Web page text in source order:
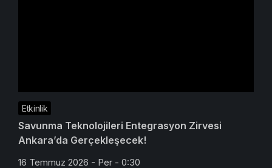
Etkinlik
Savunma Teknolojileri Entegrasyon Zirvesi
Ankara’da Gerçekleşecek!
16 Temmuz 2026 - Per - 0:30